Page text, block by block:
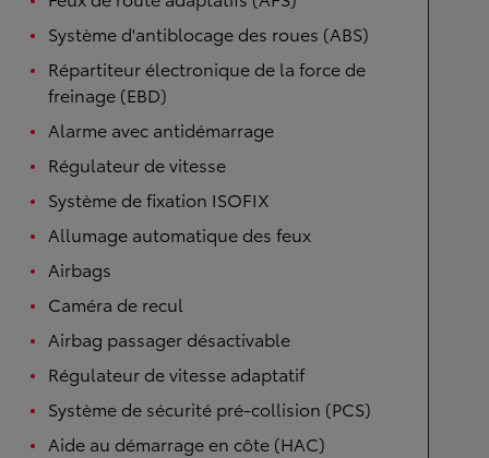
Système d'antiblocage des roues (ABS)
Répartiteur électronique de la force de
freinage (EBD)
Alarme avec antidémarrage
Régulateur de vitesse
Système de fixation ISOFIX
Allumage automatique des feux
Airbags
Caméra de recul
Airbag passager désactivable
Régulateur de vitesse adaptatif
Système de sécurité pré-collision (PCS)
Aide au démarrage en côte (HAC)